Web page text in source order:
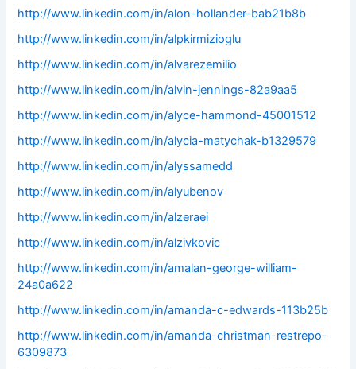
http://www.linkedin.com/in/alon-hollander-bab21b8b
http://www.linkedin.com/in/alpkirmizioglu
http://www.linkedin.com/in/alvarezemilio
http://www.linkedin.com/in/alvin-jennings-82a9aa5
http://www.linkedin.com/in/alyce-hammond-45001512
http://www.linkedin.com/in/alycia-matychak-b1329579
http://www.linkedin.com/in/alyssamedd
http://www.linkedin.com/in/alyubenov
http://www.linkedin.com/in/alzeraei
http://www.linkedin.com/in/alzivkovic
http://www.linkedin.com/in/amalan-george-william-
24a0a622
http://www.linkedin.com/in/amanda-c-edwards-113b25b
http://www.linkedin.com/in/amanda-christman-restrepo-
6309873